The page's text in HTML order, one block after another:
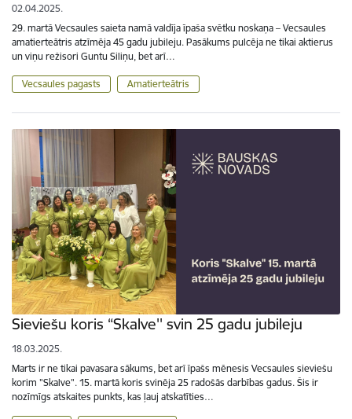
02.04.2025.
29. martā Vecsaules saieta namā valdīja īpaša svētku noskaņa – Vecsaules
amatierteātris atzīmēja 45 gadu jubileju. Pasākums pulcēja ne tikai aktierus
un viņu režisori Guntu Siliņu, bet arī…
Vecsaules pagasts Amatierteātris
Sieviešu koris “Skalve'' svin 25 gadu jubileju
18.03.2025.
Marts ir ne tikai pavasara sākums, bet arī īpašs mēnesis Vecsaules sieviešu
korim "Skalve". 15. martā koris svinēja 25 radošās darbības gadus. Šis ir
nozīmīgs atskaites punkts, kas ļauj atskatīties…